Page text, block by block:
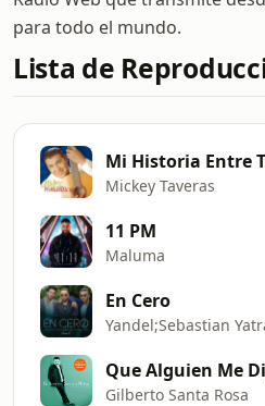
para todo el mundo.
Lista de
Mi Historia Entre
Mickey Taveras
11 PM
Maluma
En Cero
Que Alguien Me
Gilberto Santa Rosa